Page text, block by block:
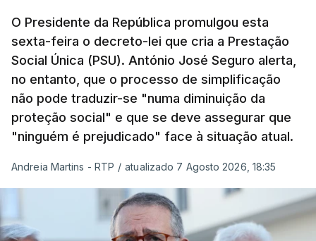
O Presidente da República promulgou esta
sexta-feira o decreto-lei que cria a Prestação
Social Única (PSU). António José Seguro alerta,
no entanto, que o processo de simplificação
não pode traduzir-se "numa diminuição da
proteção social" e que se deve assegurar que
"ninguém é prejudicado" face à situação atual.
Andreia Martins - RTP / atualizado 7 Agosto 2026, 18:35